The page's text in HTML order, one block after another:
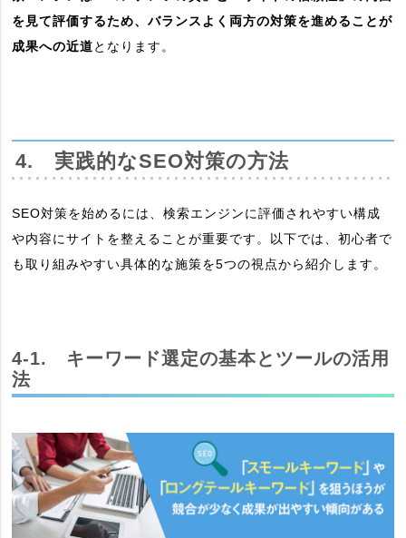
を見て評価するため、バランスよく両方の対策を進めることが
成果への近道となります。
4. 実践的なSEO対策の方法
SEO対策を始めるには、検索エンジンに評価されやすい構成
や内容にサイトを整えることが重要です。以下では、初心者で
も取り組みやすい具体的な施策を5つの視点から紹介します。
4-1. キーワード選定の基本とツールの活用
法